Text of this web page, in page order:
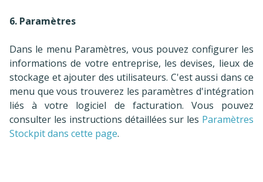
6. Paramètres
Dans le menu Paramètres, vous pouvez configurer les
informations de votre entreprise, les devises, lieux de
stockage et ajouter des utilisateurs. C'est aussi dans ce
menu que vous trouverez les paramètres d'intégration
liés à votre logiciel de facturation. Vous pouvez
consulter les instructions détaillées sur les Paramètres
Stockpit dans cette page.